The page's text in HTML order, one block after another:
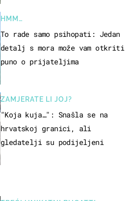
HMM…
To rade samo psihopati: Jedan
detalj s mora može vam otkriti
puno o prijateljima
ZAMJERATE LI JOJ?
"Koja kuja…": Snašla se na
hrvatskoj granici, ali
gledatelji su podijeljeni